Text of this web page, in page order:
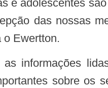
e adolescentes
das nossas
o Ewertton.
sobre os